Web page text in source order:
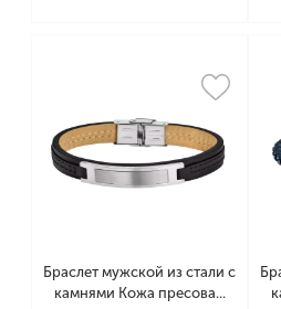
Браслет мужской из стали с
камнями Кожа пресова...